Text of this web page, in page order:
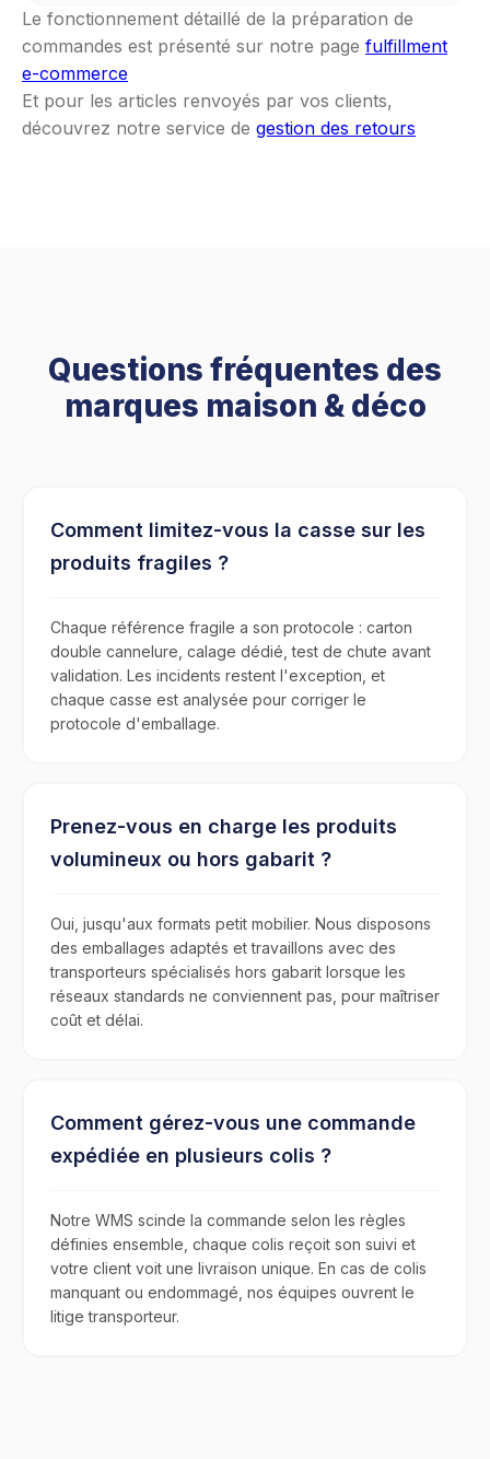
Le fonctionnement détaillé de la préparation de
commandes est présenté sur notre page fulfillment
e-commerce
Et pour les articles renvoyés par vos clients,
découvrez notre service de gestion des retours
Questions fréquentes des
marques maison & déco
Comment limitez-vous la casse sur les
produits fragiles ?
Chaque référence fragile a son protocole : carton
double cannelure, calage dédié, test de chute avant
validation. Les incidents restent l'exception, et
chaque casse est analysée pour corriger le
protocole d'emballage.
Prenez-vous en charge les produits
volumineux ou hors gabarit ?
Oui, jusqu'aux formats petit mobilier. Nous disposons
des emballages adaptés et travaillons avec des
transporteurs spécialisés hors gabarit lorsque les
réseaux standards ne conviennent pas, pour maîtriser
coût et délai.
Comment gérez-vous une commande
expédiée en plusieurs colis ?
Notre WMS scinde la commande selon les règles
définies ensemble, chaque colis reçoit son suivi et
votre client voit une livraison unique. En cas de colis
manquant ou endommagé, nos équipes ouvrent le
litige transporteur.